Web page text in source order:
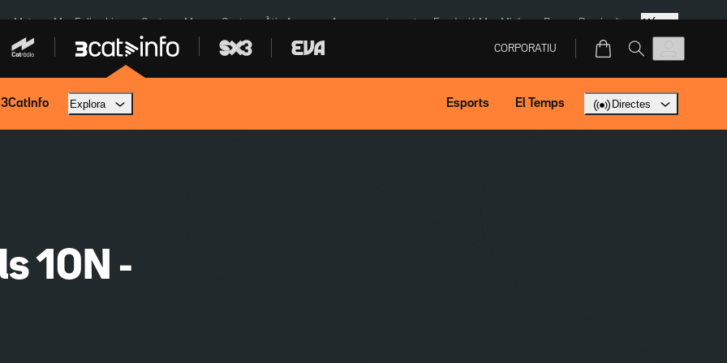
a Meta Mor Felipe Lipe Ceuta Menors Ceuta Àtic Ayuso Aparcament agost Fundació Mas Miró eBay Perpinyà Més
CORPORATIU
3CatInfo Explora Esports El Temps Directes
10N -